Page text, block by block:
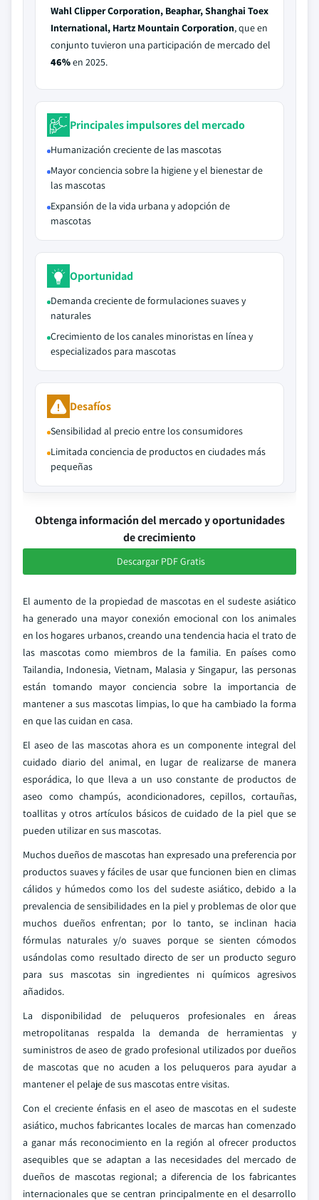
Wahl Clipper Corporation, Beaphar, Shanghai Toex
International, Hartz Mountain Corporation, que en
conjunto tuvieron una participación de mercado del
46%en 2025.
Principales impulsores del mercado
Humanización creciente de las mascotas
Mayor conciencia sobre la higiene y el bienestar de
las mascotas
Expansión de la vida urbana y adopción de
mascotas
Oportunidad
Demanda creciente de formulaciones suaves y
naturales
Crecimiento de los canales minoristas en línea y
especializados para mascotas
Desafíos
Sensibilidad al precio entre los consumidores
Limitada conciencia de productos en ciudades más
pequeñas
Obtenga información del mercado y oportunidades
de crecimiento
Descargar PDF Gratis
El aumento de la propiedad de mascotas en el sudeste asiático
ha generado una mayor conexión emocional con los animales
en los hogares urbanos, creando una tendencia hacia el trato de
las mascotas como miembros de la familia. En países como
Tailandia, Indonesia, Vietnam, Malasia y Singapur, las personas
están tomando mayor conciencia sobre la importancia de
mantener a sus mascotas limpias, lo que ha cambiado la forma
en que las cuidan en casa.
El aseo de las mascotas ahora es un componente integral del
cuidado diario del animal, en lugar de realizarse de manera
esporádica, lo que lleva a un uso constante de productos de
aseo como champús, acondicionadores, cepillos, cortauñas,
toallitas y otros artículos básicos de cuidado de la piel que se
pueden utilizar en sus mascotas.
Muchos dueños de mascotas han expresado una preferencia por
productos suaves y fáciles de usar que funcionen bien en climas
cálidos y húmedos como los del sudeste asiático, debido a la
prevalencia de sensibilidades en la piel y problemas de olor que
muchos dueños enfrentan; por lo tanto, se inclinan hacia
fórmulas naturales y/o suaves porque se sienten cómodos
usándolas como resultado directo de ser un producto seguro
para sus mascotas sin ingredientes ni químicos agresivos
añadidos.
La disponibilidad de peluqueros profesionales en áreas
metropolitanas respalda la demanda de herramientas y
suministros de aseo de grado profesional utilizados por dueños
de mascotas que no acuden a los peluqueros para ayudar a
mantener el pelaje de sus mascotas entre visitas.
Con el creciente énfasis en el aseo de mascotas en el sudeste
asiático, muchos fabricantes locales de marcas han comenzado
a ganar más reconocimiento en la región al ofrecer productos
asequibles que se adaptan a las necesidades del mercado de
dueños de mascotas regional; a diferencia de los fabricantes
internacionales que se centran principalmente en el desarrollo